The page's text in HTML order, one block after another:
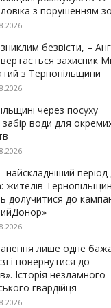
з порушенням
безвісти, –
захисник
з Тернопільщини
через посуху
води для
період
жителів
долучитися до
лише одне
і повернутися до
Історія незламного
гвардійця